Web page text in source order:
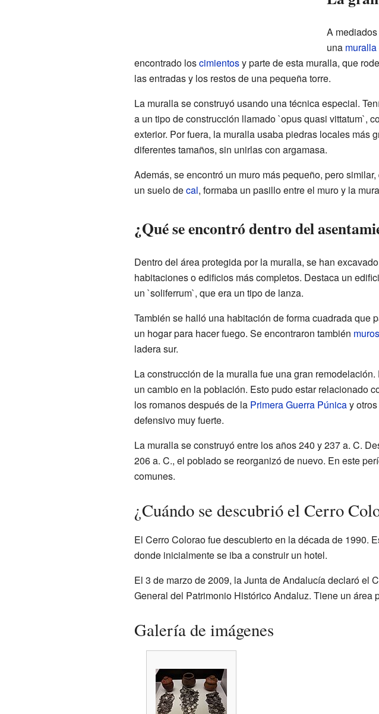
A
una muralla
encontrado loscimientosy parte de esta muralla, que
las entradas y los restos de una pequeña torre.
La muralla se construyó usando una técnica especial.
a un tipo de construcción llamado `opus quasi vittatum`,
exterior. Por fuera, la muralla usaba piedras locales más
diferentes tamaños, sin unirlas con argamasa.
Además, se encontró un muro más pequeño, pero
un suelo decal, formaba un pasillo entre el muro y la
¿Qué se encontró dentro del
Dentro del área protegida por la muralla, se han
habitaciones o edificios más completos. Destaca un
un `soliferrum`, que era un tipo de lanza.
También se halló una habitación de forma cuadrada que
un hogar para hacer fuego. Se encontraron también
ladera sur.
La construcción de la muralla fue una gran
un cambio en la población. Esto pudo estar relacionado
los romanos después de la Primera Guerra Púnicay otros
defensivo muy fuerte.
La muralla se construyó entre los años 240 y 237 a. C.
206 a. C., el poblado se reorganizó de nuevo. En este
comunes.
¿Cuándo se descubrió el Cerro
El Cerro Colorao fue descubierto en la década de 1990.
donde inicialmente se iba a construir un hotel.
El 3 de marzo de 2009, la Junta de Andalucía declaró el
General del Patrimonio Histórico Andaluz. Tiene un área
Galería de imágenes